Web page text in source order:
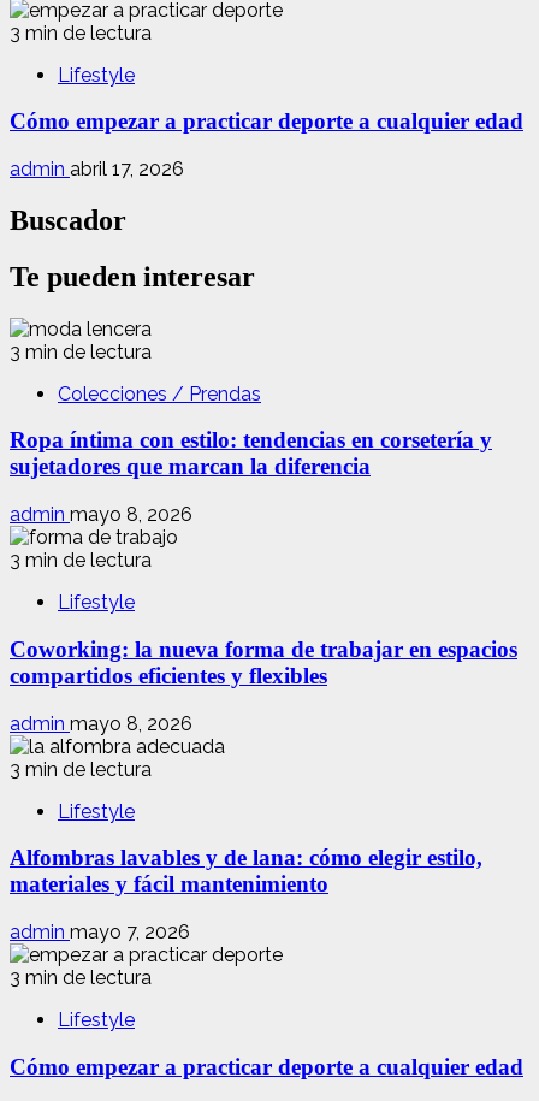
3 min de lectura
Lifestyle
Cómo empezar a practicar deporte a cualquier edad
admin abril 17, 2026
Buscador
Te pueden interesar
3 min de lectura
Colecciones / Prendas
Ropa íntima con estilo: tendencias en corsetería y
sujetadores que marcan la diferencia
admin mayo 8, 2026
3 min de lectura
Lifestyle
Coworking: la nueva forma de trabajar en espacios
compartidos eficientes y flexibles
admin mayo 8, 2026
3 min de lectura
Lifestyle
Alfombras lavables y de lana: cómo elegir estilo,
materiales y fácil mantenimiento
admin mayo 7, 2026
3 min de lectura
Lifestyle
Cómo empezar a practicar deporte a cualquier edad